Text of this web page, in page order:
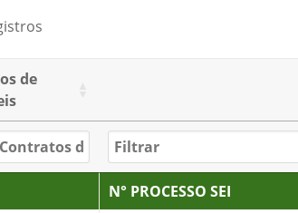
de
N° PROCESSO SEI